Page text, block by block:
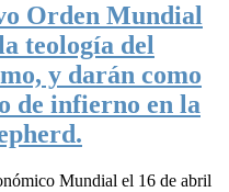
Orden Mundial
teología del
y darán como
de infierno en la
Mundial el 16 de abril